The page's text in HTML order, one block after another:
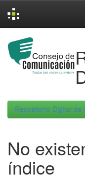
navigation
Repositorio Digital de
No
índice